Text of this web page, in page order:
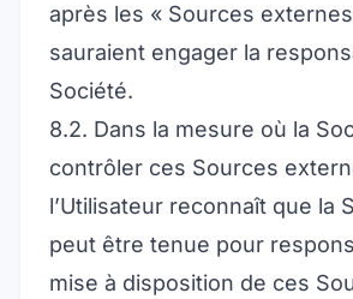
après les « Sources
sauraient engager la
Société.
8.2. Dans la mesure où la
contrôler ces Sources
l’Utilisateur reconnaît que la
peut être tenue pour
mise à disposition de ces